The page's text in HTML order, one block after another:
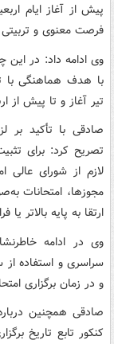
پیش از آغاز ایام
فرصت معنوی و تربیتی
وی ادامه داد: در این
تیر آغاز و تا پیش از اربعین حسینی (۷
صادقی با تأکید بر
تصریح کرد: برای
لازم از شورای
مجوزها، امتحانات
ارتقا به پایه بالاتر
وی در ادامه
سراسری و استفاده از
و در زمان برگزاری
صادقی همچنین
کنکور تابع تاریخ